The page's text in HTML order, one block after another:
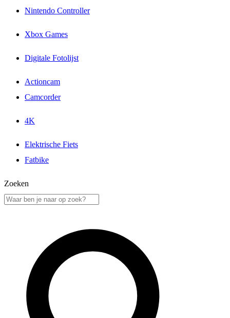
Nintendo Controller
Xbox Games
Digitale Fotolijst
Actioncam
Camcorder
4K
Elektrische Fiets
Fatbike
Zoeken